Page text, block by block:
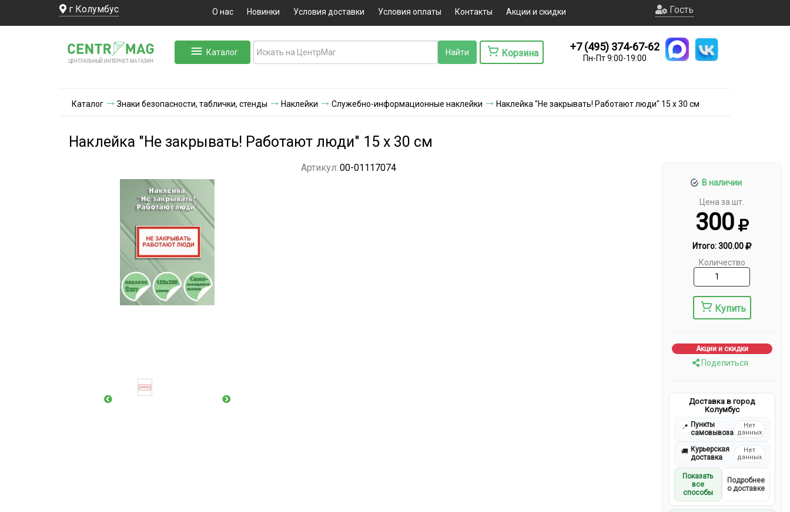
г Колумбус О нас Новинки Условия доставки Условия оплаты Контакты Акции и скидки Гость
ЦЕНТРАЛЬНЫЙ ИНТЕРНЕТ-МА ГАЗИН
Каталог Корзина
+7 (495) 374-67-62
Пн-Пт 9:00-19:00
Каталог Знаки безопасности, таблички, стенды Наклейки Служебно-информационные наклейки Наклейка "Не закрывать! Работают люди" 15 х 30 см
Наклейка "Не закрывать! Работают люди" 15 х 30 см
В наличии
Цена за шт.
300
Итого:300.00
Количество
Купить
Акции и скидки
Поделиться
Доставка в город
Колумбус
📍 Пункты
самовывоза
Нет
данных
🚚 Курьерская
доставка
Нет
данных
Показать
все
способы
Подробнее
о доставке
Артикул: 00-01117074